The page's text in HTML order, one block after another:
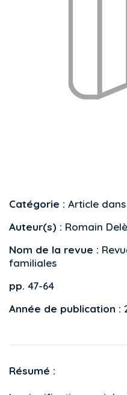
Catégorie : Article
Auteur(s) : Romain
Nom de la revue :
familiales
pp. 47-64
Année de publication :
Résumé :